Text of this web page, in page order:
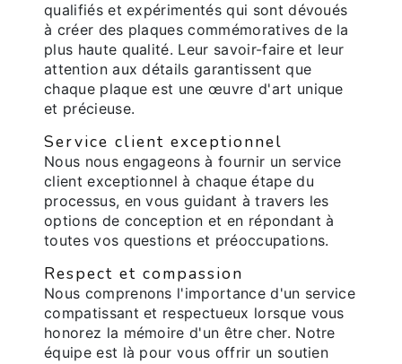
qualifiés et expérimentés qui sont dévoués
à créer des plaques commémoratives de la
plus haute qualité. Leur savoir-faire et leur
attention aux détails garantissent que
chaque plaque est une œuvre d'art unique
et précieuse.
Service client exceptionnel
Nous nous engageons à fournir un service
client exceptionnel à chaque étape du
processus, en vous guidant à travers les
options de conception et en répondant à
toutes vos questions et préoccupations.
Respect et compassion
Nous comprenons l'importance d'un service
compatissant et respectueux lorsque vous
honorez la mémoire d'un être cher. Notre
équipe est là pour vous offrir un soutien